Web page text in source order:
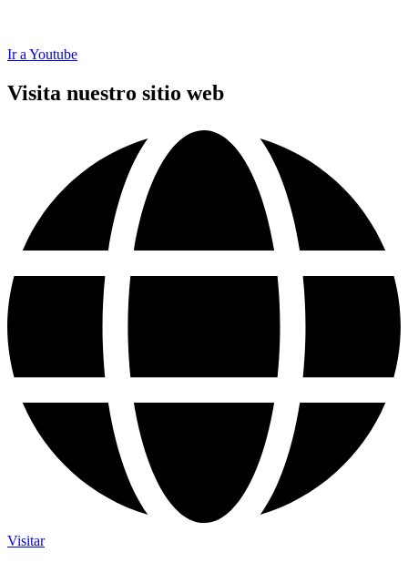
Ir a Youtube
Visita nuestro sitio web
Visitar